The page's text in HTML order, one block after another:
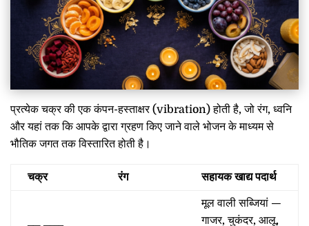
प्रत्येक चक्र की एक कंपन-हस्ताक्षर (vibration) होती है, जो रंग, ध्वनि
और यहां तक कि आपके द्वारा ग्रहण किए जाने वाले भोजन के माध्यम से
भौतिक जगत तक विस्तारित होती है।
चक्र रंग सहायक खाद्य पदार्थ
मूल वाली सब्जियां —
गाजर, चुकंदर, आलू,